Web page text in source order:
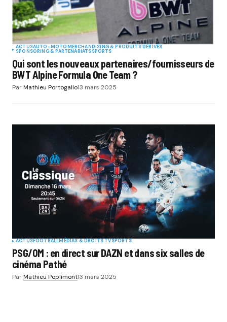
ACTUSAUTO-MOTOMERCHANDISING & PRODUITS DÉRIVÉS
SPONSORING & PARTENARIATSSPORTS
Qui sont les nouveaux partenaires/fournisseurs de
BWT Alpine Formula One Team ?
ParMathieu Portogallo13 mars 2025
ACTUSFOOTBALLMÉDIAS & DROITS TVSPORTS
PSG/OM : en direct sur DAZN et dans six salles de
cinéma Pathé
ParMathieu Poplimont13 mars 2025